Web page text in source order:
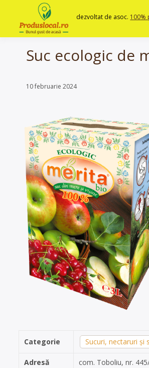
content
dezvoltat de asoc. 100%
Suc ecologic de
10 februarie 2024
Categorie Sucuri, nectaruri și
Adresă
com. Toboliu, nr.